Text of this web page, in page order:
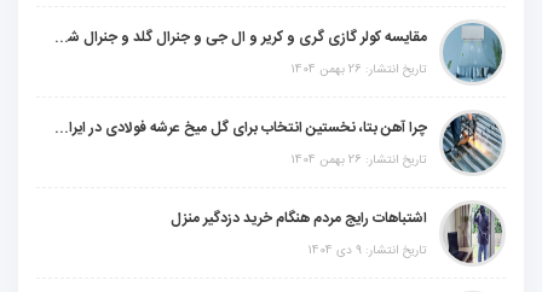
مقایسه کولر گازی گری و کریر و ال جی و جنرال گلد و جنرال شکار و سامسونگ و یونیوا
تاریخ انتشار: 26 بهمن 1404
چرا آهن بتا، نخستین انتخاب برای گل میخ عرشه فولادی در ایران است؟
تاریخ انتشار: 26 بهمن 1404
اشتباهات رایج مردم هنگام خرید دزدگیر منزل
تاریخ انتشار: 9 دی 1404